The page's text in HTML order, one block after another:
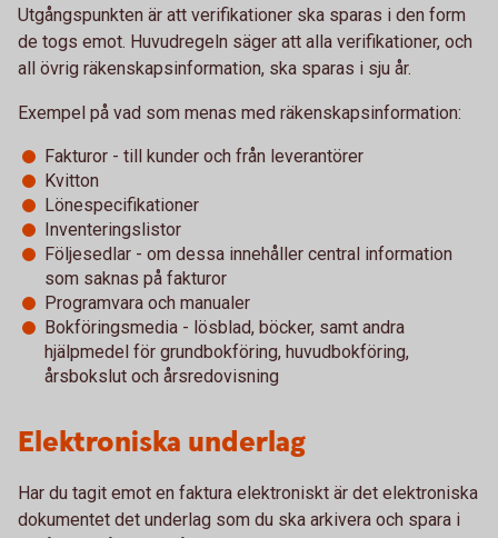
Utgångspunkten är att verifikationer ska sparas i den form
de togs emot. Huvudregeln säger att alla verifikationer, och
all övrig räkenskapsinformation, ska sparas i sju år.
Exempel på vad som menas med räkenskapsinformation:
Fakturor - till kunder och från leverantörer
Kvitton
Lönespecifikationer
Inventeringslistor
Följesedlar - om dessa innehåller central information
som saknas på fakturor
Programvara och manualer
Bokföringsmedia - lösblad, böcker, samt andra
hjälpmedel för grundbokföring, huvudbokföring,
årsbokslut och årsredovisning
Elektroniska underlag
Har du tagit emot en faktura elektroniskt är det elektroniska
dokumentet det underlag som du ska arkivera och spara i